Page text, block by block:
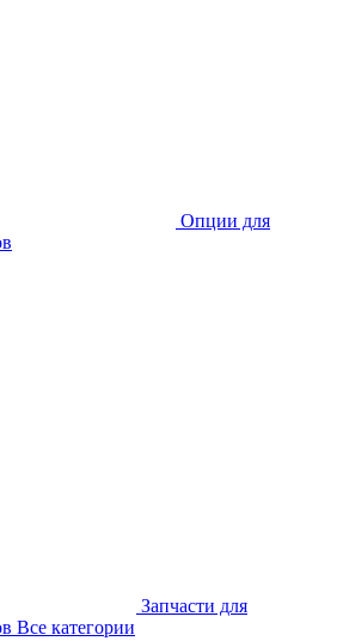
Опции для
Запчасти для
Все категории